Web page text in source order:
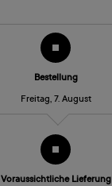
Bestellung
Freitag, 7. August
Voraussichtliche Lieferung